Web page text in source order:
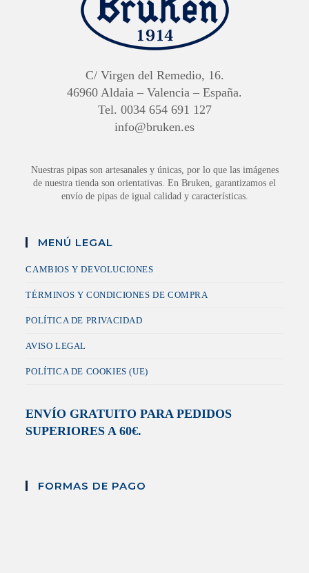
C/ Virgen del Remedio, 16.
46960 Aldaia – Valencia – España.
Tel. 0034 654 691 127
info@bruken.es
Nuestras pipas son artesanales y únicas, por lo que las imágenes
de nuestra tienda son orientativas. En Bruken, garantizamos el
envío de pipas de igual calidad y características.
MENÚ LEGAL
CAMBIOS Y DEVOLUCIONES
TÉRMINOS Y CONDICIONES DE COMPRA
POLÍTICA DE PRIVACIDAD
AVISO LEGAL
POLÍTICA DE COOKIES (UE)
ENVÍO GRATUITO PARA PEDIDOS
SUPERIORES A 60€.
FORMAS DE PAGO